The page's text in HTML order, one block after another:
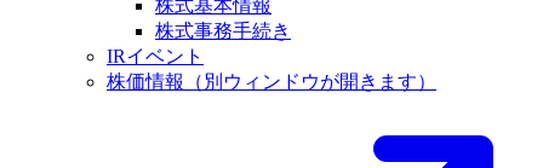
株式基本情報
株式事務手続き
IRイベント
株価情報
（別ウィンドウが開きます）